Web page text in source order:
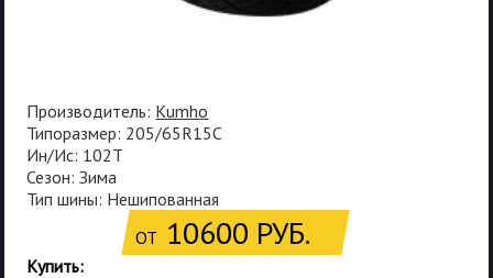
Производитель: Kumho
Типоразмер: 205/65R15C
Ин/Ис: 102T
Сезон: Зима
Тип шины: Нешипованная
ОТ 10600 РУБ.
Купить: